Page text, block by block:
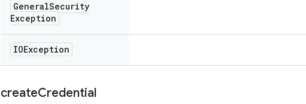
GeneralSecurity
Exception
IOException
createCredential